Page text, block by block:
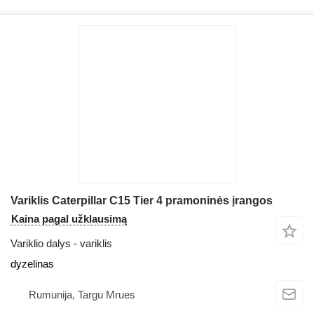
Variklis Caterpillar C15 Tier 4 pramoninės įrangos
Kaina pagal užklausimą
Variklio dalys - variklis
dyzelinas
Rumunija, Targu Mrues